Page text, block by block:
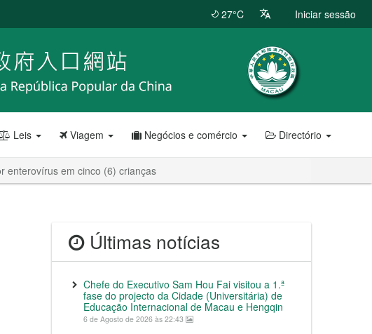
27°C Iniciar sessão
Leis Viagem Negócios e comércio Directório
enterovírus em cinco (6) crianças
Últimas notícias
Chefe do Executivo Sam Hou Fai visitou a 1.ª
fase do projecto da Cidade (Universitária) de
Educação Internacional de Macau e Hengqin
6 de Agosto de 2026 às 22:43